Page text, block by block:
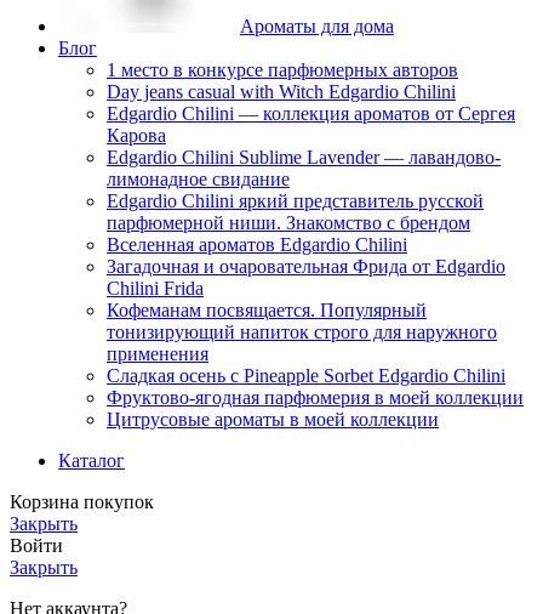
Ароматы для дома
Блог
1 место в конкурсе парфюмерных авторов
Day jeans casual with Witch Edgardio Chilini
Edgardio Chilini — коллекция ароматов от Сергея
Карова
Edgardio Chilini Sublime Lavender — лавандово-
лимонадное свидание
Edgardio Chilini яркий представитель русской
парфюмерной ниши. Знакомство с брендом
Вселенная ароматов Edgardio Chilini
Загадочная и очаровательная Фрида от Edgardio
Chilini Frida
Кофеманам посвящается. Популярный
тонизирующий напиток строго для наружного
применения
Сладкая осень с Pineapple Sorbet Edgardio Chilini
Фруктово-ягодная парфюмерия в моей коллекции
​Цитрусовые ароматы в моей коллекции
Каталог
Корзина покупок
Закрыть
Войти
Закрыть
Нет аккаунта?